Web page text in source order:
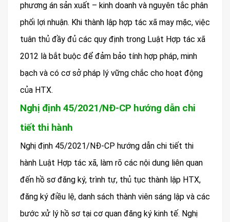
phương án sản xuất – kinh doanh và nguyên tắc phân
phối lợi nhuận. Khi thành lập hợp tác xã may mặc, việc
tuân thủ đầy đủ các quy định trong Luật Hợp tác xã
2012 là bắt buộc để đảm bảo tính hợp pháp, minh
bạch và có cơ sở pháp lý vững chắc cho hoạt động
của HTX.
Nghị định 45/2021/NĐ-CP hướng dẫn chi
tiết thi hành
Nghị định 45/2021/NĐ-CP hướng dẫn chi tiết thi
hành Luật Hợp tác xã, làm rõ các nội dung liên quan
đến hồ sơ đăng ký, trình tự, thủ tục thành lập HTX,
đăng ký điều lệ, danh sách thành viên sáng lập và các
bước xử lý hồ sơ tại cơ quan đăng ký kinh tế. Nghị